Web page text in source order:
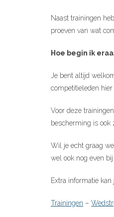
Naast trainingen
proeven van wat
Hoe begin ik
Je bent altijd
competitieleden hier
Voor deze
bescherming is ook
Wil je echt graag
wel ook nog even
Extra informatie
Trainingen –